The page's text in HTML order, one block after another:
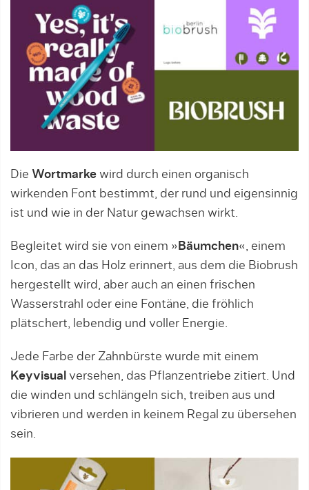
Die Wortmarke wird durch einen organisch
wirkenden Font bestimmt, der rund und eigensinnig
ist und wie in der Natur gewachsen wirkt.
Begleitet wird sie von einem » Bäumchen«, einem
Icon, das an das Holz erinnert, aus dem die Biobrush
hergestellt wird, aber auch an einen frischen
Wasserstrahl oder eine Fontäne, die fröhlich
plätschert, lebendig und voller Energie.
Jede Farbe der Zahnbürste wurde mit einem
Keyvisual versehen, das Pflanzentriebe zitiert. Und
die winden und schlängeln sich, treiben aus und
vibrieren und werden in keinem Regal zu übersehen
sein.